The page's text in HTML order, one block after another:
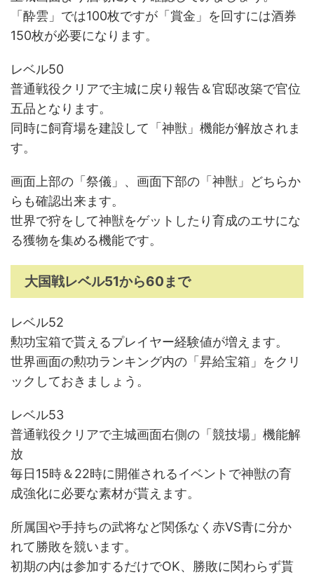
「酔雲」では100枚ですが「賞金」を回すには酒券
150枚が必要になります。
レベル50
普通戦役クリアで主城に戻り報告＆官邸改築で官位
五品となります。
同時に飼育場を建設して「神獣」機能が解放されま
す。
画面上部の「祭儀」、画面下部の「神獣」どちらか
らも確認出来ます。
世界で狩をして神獣をゲットしたり育成のエサにな
る獲物を集める機能です。
大国戦レベル51から60まで
レベル52
勲功宝箱で貰えるプレイヤー経験値が増えます。
世界画面の勲功ランキング内の「昇給宝箱」をクリ
ックしておきましょう。
レベル53
普通戦役クリアで主城画面右側の「競技場」機能解
放
毎日15時＆22時に開催されるイベントで神獣の育
成強化に必要な素材が貰えます。
所属国や手持ちの武将など関係なく赤VS青に分か
れて勝敗を競います。
初期の内は参加するだけでOK、勝敗に関わらず貰